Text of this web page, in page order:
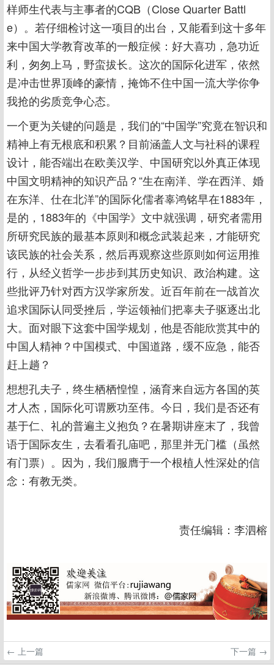
样师生代表与主事者的CQB（Close Quarter Battl
e）。若仔细检讨这一项目的出台，又能看到这十多年
来中国大学教育改革的一般症候：好大喜功，急功近
利，匆匆上马，野蛮拔长。这次的国际化进军，依然
是冲击世界顶峰的豪情，掩饰不住中国一流大学你争
我抢的劣质竞争心态。
一个更为关键的问题是，我们的“中国学”究竟在智识和
精神上有无根底和积累？目前涵盖人文与社科的课程
设计，能否端出在欧美汉学、中国研究以外真正体现
中国文明精神的知识产品？“生在南洋、学在西洋、婚
在东洋、仕在北洋”的国际化儒者辜鸿铭早在1883年，
是的，1883年的《中国学》文中就强调，研究者需用
所研究民族的最基本原则和概念武装起来，才能研究
该民族的社会关系，然后再观察这些原则如何运用推
行，从经义哲学一步步到其历史知识、政治构建。这
些批评乃针对西方汉学家所发。近百年前在一战首次
追求国际认同受挫后，学运领袖们把辜夫子驱逐出北
大。面对眼下这套中国学规划，他是否能欣赏其中的
中国人精神？中国模式、中国道路，缓不应急，能否
赶上趟？
想想孔夫子，终生栖栖惶惶，涵育来自远方各国的英
才人杰，国际化可谓厥功至伟。今日，我们是否还有
基于仁、礼的普遍主义抱负？在暑期讲座末了，我曾
语于国际友生，去看看孔庙吧，那里并无门槛（虽然
有门票）。因为，我们服膺于一个根植人性深处的信
念：有教无类。
责任编辑：李泗榕
← 上一篇
下一篇 →